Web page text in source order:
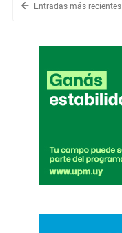
Entradas más recientes